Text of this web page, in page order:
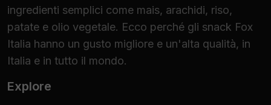
ingredienti semplici come mais, arachidi, riso,
patate e olio vegetale. Ecco perché gli snack Fox
Italia hanno un gusto migliore e un'alta qualità, in
Italia e in tutto il mondo.
Explore